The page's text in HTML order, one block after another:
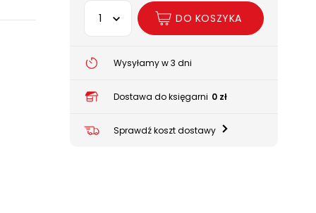
Wybierz opcję
DO KOSZYKA
Wysyłamy w 3 dni
Dostawa do księgarni 0 zł
Sprawdź koszt dostawy